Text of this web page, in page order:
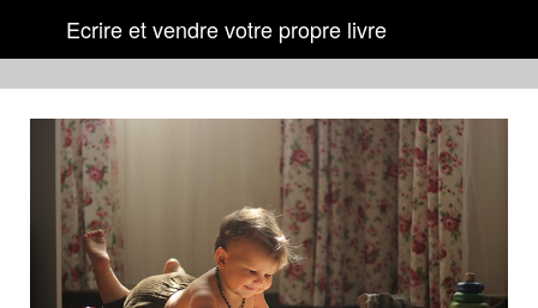
Ecrire et vendre votre propre livre